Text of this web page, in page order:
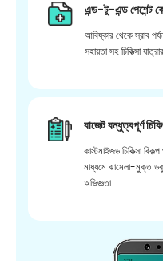
এন্ড-টু-এন্ড পেশেন্ট
আবিষ্কার থেকে স্রাব
সহায়তা সহ চিকিত্সা
বাজেট বন্ধুত্বপূর্ণ
কাস্টমাইজড চিকিত্সা
মাধ্যমে ঝামেলা-মুক্ত
অভিজ্ঞতা।